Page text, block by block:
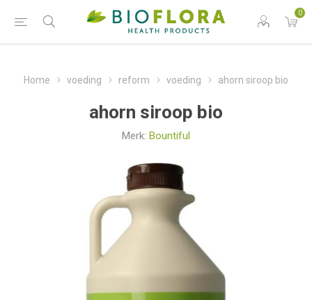
0
Home voeding reform voeding ahorn siroop bio
ahorn siroop bio
Merk: Bountiful